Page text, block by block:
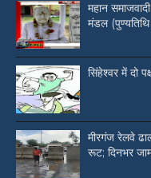
महान
मंडल
सिंहेश्वर में दो
मीरगंज रेलवे
रूट; दिनभर